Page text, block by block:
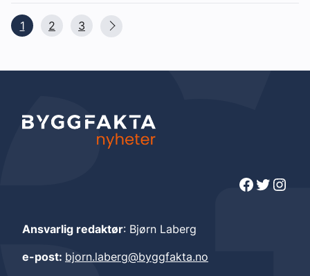
1 2 3
Facebook Twitter Instagram
Ansvarlig redaktør: Bjørn Laberg
e-post: bjorn.laberg@byggfakta.no